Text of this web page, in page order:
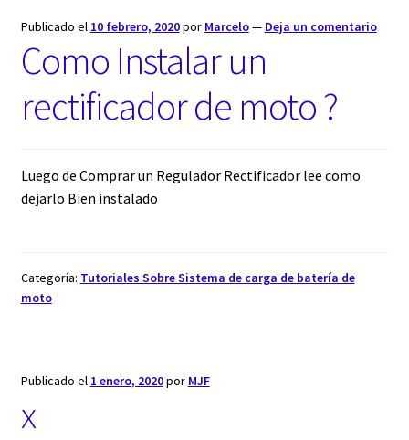
Publicado el 10 febrero, 2020por Marcelo— Deja un comentario
Como Instalar un
rectificador de moto ?
Luego de Comprar un Regulador Rectificador lee como
dejarlo Bien instalado
Categoría: Tutoriales Sobre Sistema de carga de batería de
moto
Publicado el 1 enero, 2020por MJF
x